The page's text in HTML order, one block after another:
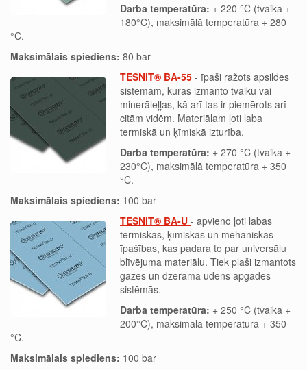
Darba temperatūra: + 220 °C (tvaika +
180°C), maksimālā temperatūra + 280
°C.
Maksimālais spiediens: 80 bar
TESNIT® BA-55 - īpaši ražots apsildes
sistēmām, kurās izmanto tvaiku vai
minerāleļļas, kā arī tas ir piemērots arī
citām vidēm. Materiālam ļoti laba
termiskā un ķīmiskā izturība.
Darba temperatūra: + 270 °C (tvaika +
230°C), maksimālā temperatūra + 350
°C.
Maksimālais spiediens: 100 bar
TESNIT® BA-U - apvieno ļoti labas
termiskās, ķīmiskās un mehāniskās
īpašības, kas padara to par universālu
blīvējuma materiālu. Tiek plaši izmantots
gāzes un dzeramā ūdens apgādes
sistēmās.
Darba temperatūra: + 250 °C (tvaika +
200°C), maksimālā temperatūra + 350
°C.
Maksimālais spiediens: 100 bar